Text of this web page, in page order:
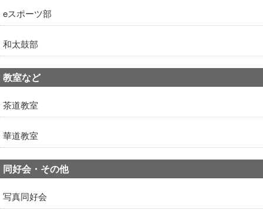
eスポーツ部
和太鼓部
教室など
茶道教室
華道教室
同好会・その他
写真同好会